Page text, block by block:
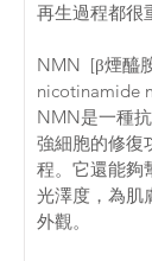
再生過程都很
NMN  [β煙醯
nicotinamide
NMN是一種
強細胞的修復
程。它還能夠
光澤度，為肌
外觀。